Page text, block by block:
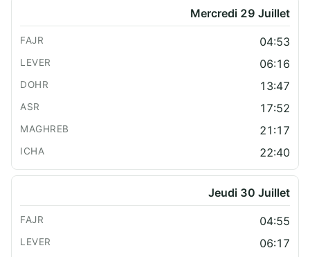
Mercredi 29 Juillet
04:53
06:16
13:47
17:52
21:17
22:40
Jeudi 30 Juillet
04:55
06:17